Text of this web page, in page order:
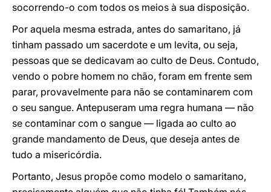
socorrendo-o com todos os meios à sua disposição.
Por aquela mesma estrada, antes do samaritano, já
tinham passado um sacerdote e um levita, ou seja,
pessoas que se dedicavam ao culto de Deus. Contudo,
vendo o pobre homem no chão, foram em frente sem
parar, provavelmente para não se contaminarem com
o seu sangue. Antepuseram uma regra humana — não
se contaminar com o sangue — ligada ao culto ao
grande mandamento de Deus, que deseja antes de
tudo a misericórdia.
Portanto, Jesus propõe como modelo o samaritano,